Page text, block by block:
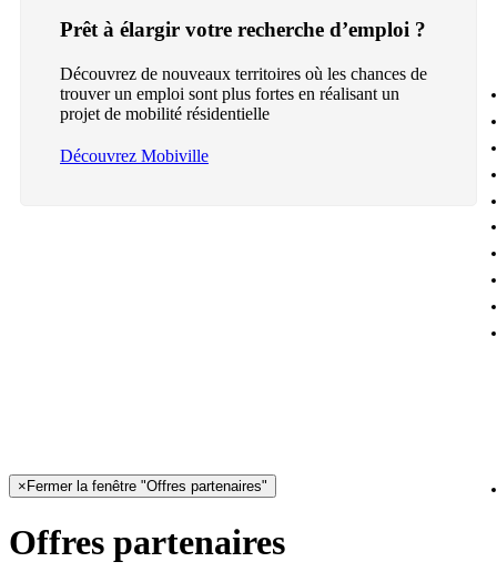
Prêt à élargir votre recherche d’emploi ?
Découvrez de nouveaux territoires où les chances de
trouver un emploi sont plus fortes en réalisant un
projet de mobilité résidentielle
Découvrez Mobiville
× Fermer la fenêtre "Offres partenaires"
Offres partenaires